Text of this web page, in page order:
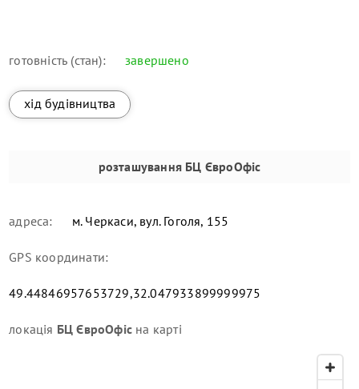
готовність (стан): завершено
хід будівництва
розташування БЦ ЄвроОфіс
адреса: м. Черкаси, вул. Гоголя, 155
GPS координати:
49.44846957653729,32.047933899999975
локація БЦ ЄвроОфіс на карті